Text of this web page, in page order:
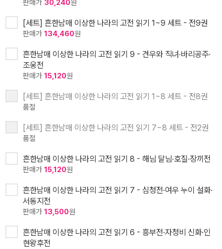
판매가 30,240원
[세트] 흔한남매 이상한 나라의 고전 읽기 1~9 세트 - 전9권
판매가 134,460원
흔한남매 이상한 나라의 고전 읽기 9 - 견우와 직녀·바리공주·
조웅전
판매가 15,120원
[세트] 흔한남매 이상한 나라의 고전 읽기 1~8 세트 - 전8권
품절
[세트] 흔한남매 이상한 나라의 고전 읽기 7~8 세트 - 전2권
품절
흔한남매 이상한 나라의 고전 읽기 8 - 해님 달님·호질·장끼전
판매가 15,120원
흔한남매 이상한 나라의 고전 읽기 7 - 심청전·여우 누이 설화·
서동지전
판매가 13,500원
흔한남매 이상한 나라의 고전 읽기 6 - 흥부전·자청비 신화·인
현왕후전